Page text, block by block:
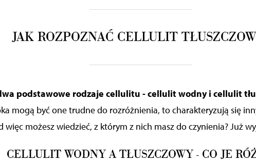
JAK ROZPOZNAĆ CELLULIT
podstawowe rodzaje cellulitu - cellulit wodny i cellulit
mogą być one trudne do rozróżnienia, to charakteryzują się
więc możesz wiedzieć, z którym z nich masz do czynienia? Już
CELLULIT WODNY A TŁUSZCZOWY - CO JE